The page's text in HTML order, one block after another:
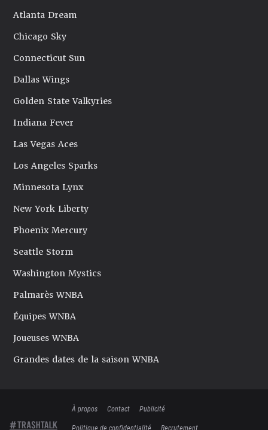
Atlanta Dream
Chicago Sky
Connecticut Sun
Dallas Wings
Golden State Valkyries
Indiana Fever
Las Vegas Aces
Los Angeles Sparks
Minnesota Lynx
New York Liberty
Phoenix Mercury
Seattle Storm
Washington Mystics
Palmarès WNBA
Équipes WNBA
Joueuses WNBA
Grandes dates de la saison WNBA
À propos Contact
Publicité
Politique de confidentialité
Recrutement